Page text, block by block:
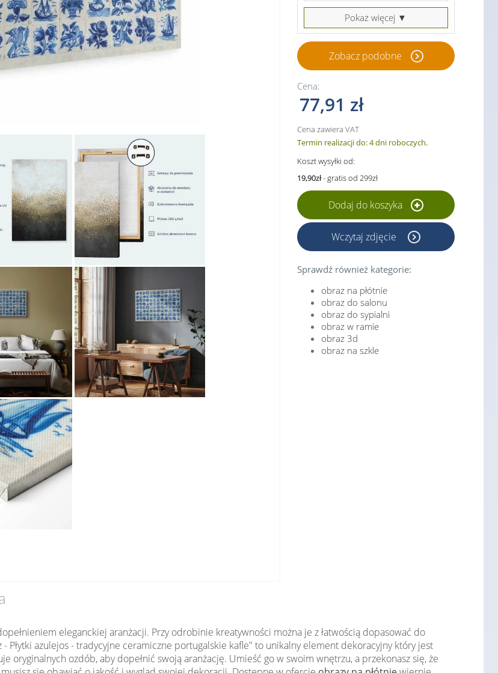
Pokaż więcej ▼
Zobacz podobne
Cena:
77,91 zł
Cena zawiera VAT
Termin realizacji do: 4 dni roboczych.
Koszt wysyłki od:
19,90zł- gratis od 299zł
Dodaj do koszyka
Wczytaj zdjęcie
Sprawdź również kategorie:
obraz na płótnie
obraz do salonu
obraz do sypialni
obraz w ramie
obraz 3d
obraz na szkle
eleganckiej aranżacji. Przy odrobinie kreatywności można je z łatwością dopasować do
- Płytki azulejos - tradycyjne ceramiczne portugalskie kafle" to unikalny element dekoracyjny który jest
oryginalnych ozdób, aby dopełnić swoją aranżację. Umieść go w swoim wnętrzu, a przekonasz się, że